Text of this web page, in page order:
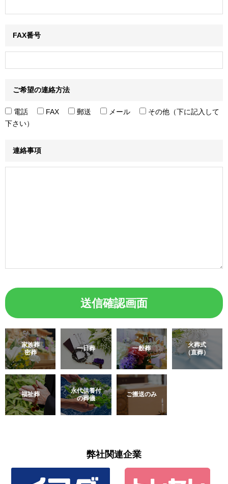
FAX番号
ご希望の連絡方法
電話 FAX 郵送 メール
その他（下に記入して
下さい）
連絡事項
家族葬
密葬
一日葬 一般葬
火葬式
（直葬）
福祉葬
永代供養付
の葬儀
ご搬送のみ
弊社関連企業